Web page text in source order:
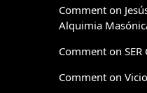
Comment on
Alquimia
Comment on SER
Comment on